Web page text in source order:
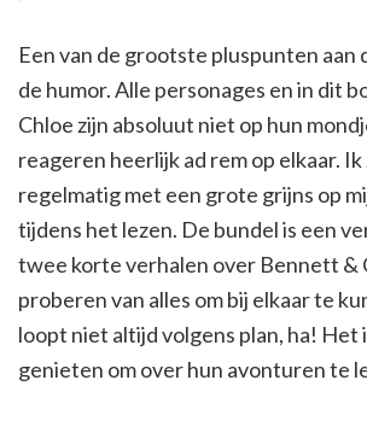
Een van de grootste pluspunten aan
de humor. Alle personages en in dit
Chloe zijn absoluut niet op hun
reageren heerlijk ad rem op elkaar. Ik
regelmatig met een grote grijns op
tijdens het lezen. De bundel is een
twee korte verhalen over Bennett &
proberen van alles om bij elkaar te
loopt niet altijd volgens plan, ha! Het
genieten om over hun avonturen te